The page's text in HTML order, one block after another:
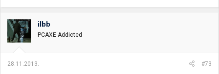
ilbb
PCAXE Addicted
28.11.2013. #73